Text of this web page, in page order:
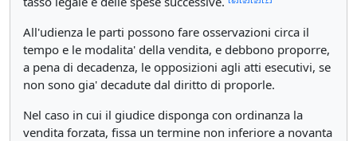
All'udienza le parti possono fare osservazioni circa il
tempo e le modalita' della vendita, e debbono proporre,
a pena di decadenza, le opposizioni agli atti esecutivi, se
non sono gia' decadute dal diritto di proporle.
Nel caso in cui il giudice disponga con ordinanza la
vendita forzata, fissa un termine non inferiore a novanta